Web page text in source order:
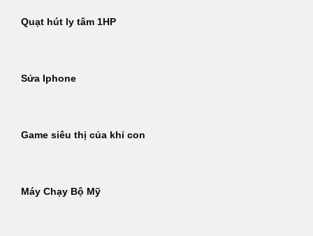
Quạt hút ly tâm 1HP
Sửa Iphone
Game siêu thị của khỉ con
Máy Chạy Bộ Mỹ